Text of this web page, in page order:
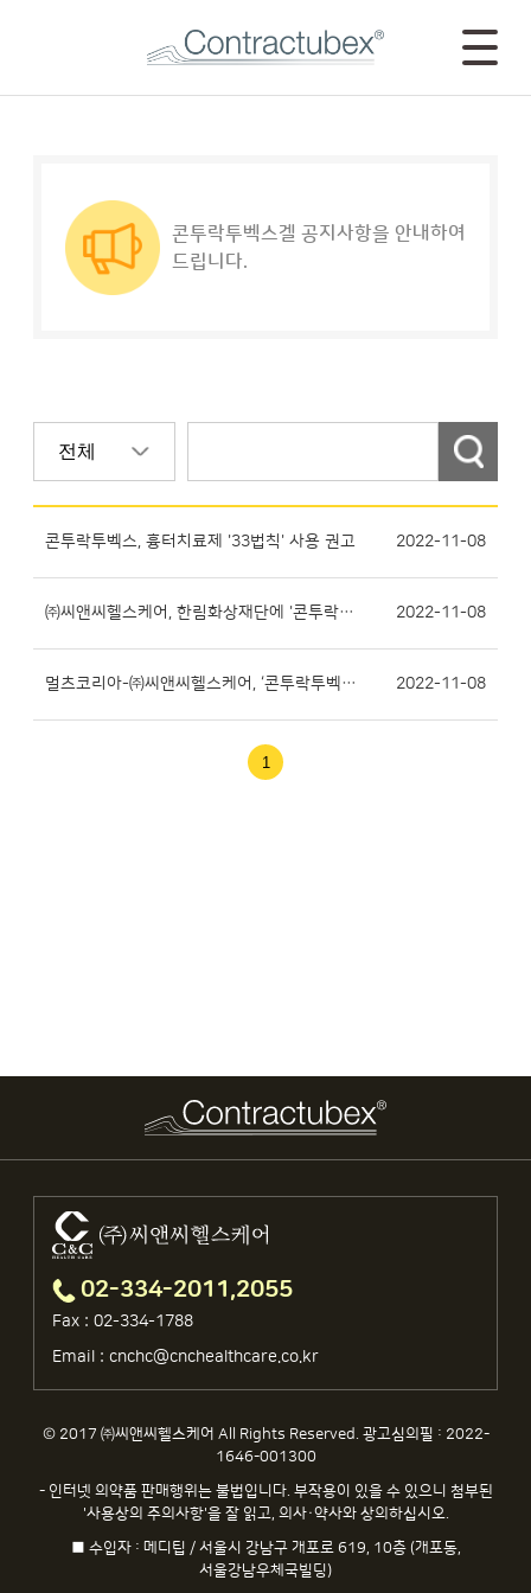
콘투락투벡스겔 공지사항을 안내하여
드립니다.
콘투락투벡스, 흉터치료제 '33법칙' 사용 권고 2022-11-08
㈜씨앤씨헬스케어, 한림화상재단에 '콘투락투벡스겔' 의약품 기부 2022-11-08
멀츠코리아-㈜씨앤씨헬스케어, ‘콘투락투벡스겔’ 업무 협약 체결 2022-11-08
1
© 2017 ㈜씨앤씨헬스케어 All Rights Reserved. 광고심의필 : 2022-
1646-001300
- 인터넷 의약품 판매행위는 불법입니다. 부작용이 있을 수 있으니 첨부된
'사용상의 주의사항'을 잘 읽고, 의사·약사와 상의하십시오.
■ 수입자 : 메디팁 / 서울시 강남구 개포로 619, 10층 (개포동,
서울강남우체국빌딩)
02-334-2011,2055
Fax : 02-334-1788
Email : cnchc@cnchealthcare.co.kr